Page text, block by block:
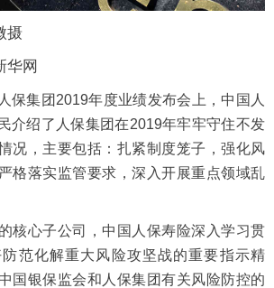
摄
网
集团2019年度业绩发布会上，中国人
介绍了人保集团在2019年牢牢守住不发
况，主要包括：扎紧制度笼子，强化风
格落实监管要求，深入开展重点领域乱
心子公司，中国人保寿险深入学习贯
范化解重大风险攻坚战的重要指示精
国银保监会和人保集团有关风险防控的